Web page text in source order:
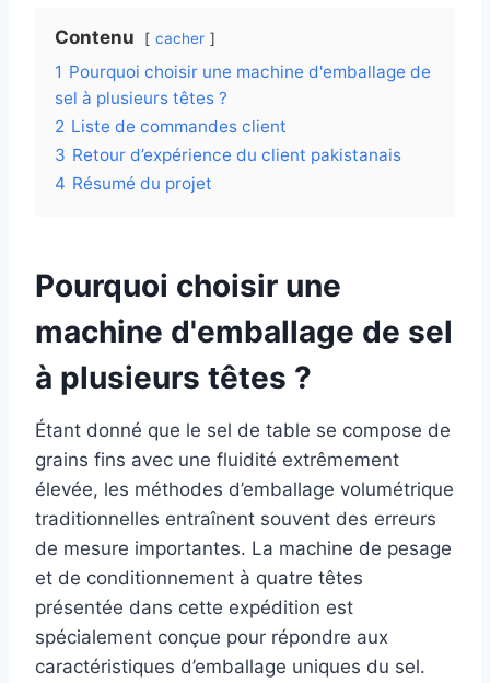
Contenu cacher
1 Pourquoi choisir une machine d'emballage de
sel à plusieurs têtes ?
2 Liste de commandes client
3 Retour d’expérience du client pakistanais
4 Résumé du projet
Pourquoi choisir une
machine d'emballage de sel
à plusieurs têtes ?
Étant donné que le sel de table se compose de
grains fins avec une fluidité extrêmement
élevée, les méthodes d’emballage volumétrique
traditionnelles entraînent souvent des erreurs
de mesure importantes. La machine de pesage
et de conditionnement à quatre têtes
présentée dans cette expédition est
spécialement conçue pour répondre aux
caractéristiques d’emballage uniques du sel.